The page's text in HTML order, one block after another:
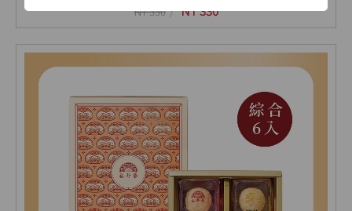
NT 330 NT 330